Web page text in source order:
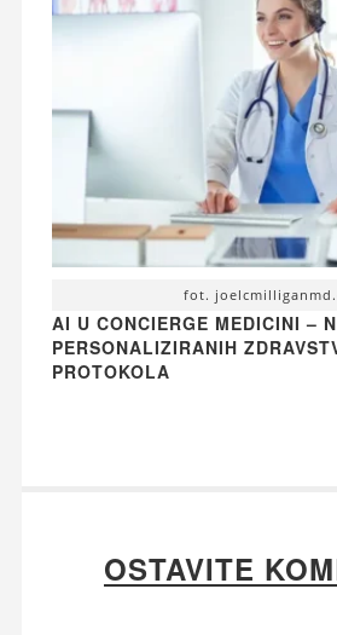
fot.
AI U CONCIERGE MEDICINI –
PERSONALIZIRANIH
PROTOKOLA
OSTAVITE